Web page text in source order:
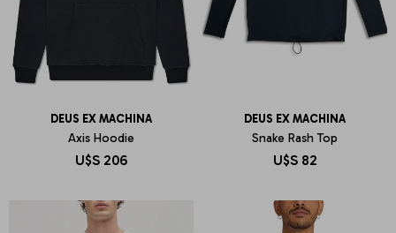
DEUS EX MACHINA
Axis Hoodie
U$S 206
DEUS EX MACHINA
Snake Rash Top
U$S 82